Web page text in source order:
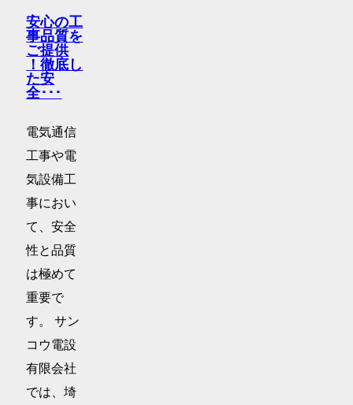
安心の工
事品質を
ご提供
！徹底し
た安
全･･･
電気通信
工事や電
気設備工
事におい
て、安全
性と品質
は極めて
重要で
す。 サン
コウ電設
有限会社
では、埼